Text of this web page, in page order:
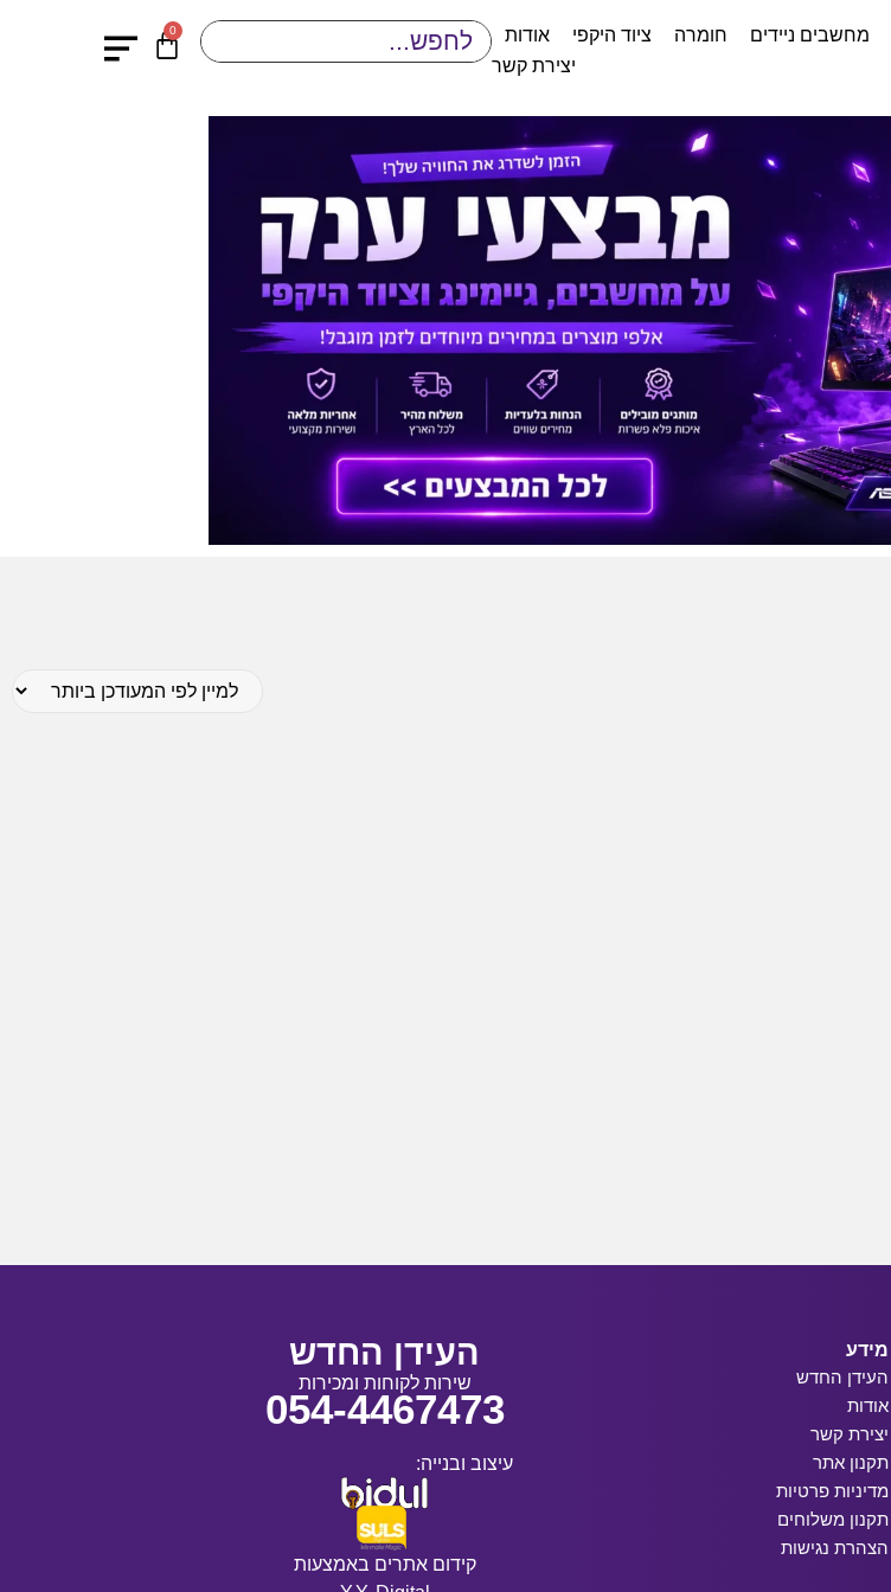
מחשבים ניידים חומרה ציוד היקפי
אודות
יצירת קשר
0
מידע
העידן החדש
אודות
יצירת קשר
תקנון אתר
מדיניות פרטיות
תקנון משלוחים
הצהרת נגישות
העידן החדש
שירות לקוחות ומכירות
054-4467473
עיצוב ובנייה:
קידום אתרים באמצעות